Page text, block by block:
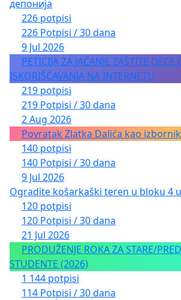
депонија
226 potpisi
226 Potpisi / 30 dana
9 Jul 2026
PETICIJA ZA JAČANJE ZAŠTITE
ISKORIŠĆAVANJA NA INTERNETU
219 potpisi
219 Potpisi / 30 dana
2 Aug 2026
Povratak Zlatka Dalića kao
140 potpisi
140 Potpisi / 30 dana
9 Jul 2026
Ogradite košarkaški teren u bloku 4
120 potpisi
120 Potpisi / 30 dana
21 Jul 2026
PRODUŽENJE ROKA ZA STARE/
STUDENTE (2026)
1 144 potpisi
114 Potpisi / 30 dana